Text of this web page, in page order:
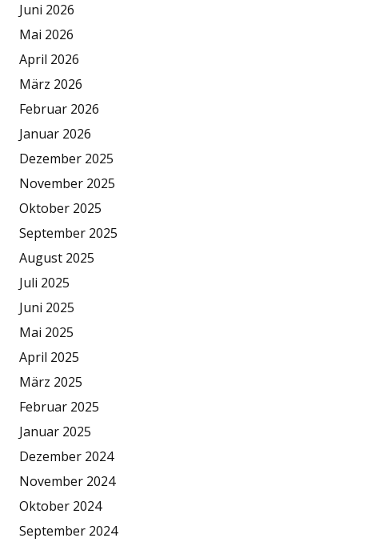
Juni 2026
Mai 2026
April 2026
März 2026
Februar 2026
Januar 2026
Dezember 2025
November 2025
Oktober 2025
September 2025
August 2025
Juli 2025
Juni 2025
Mai 2025
April 2025
März 2025
Februar 2025
Januar 2025
Dezember 2024
November 2024
Oktober 2024
September 2024